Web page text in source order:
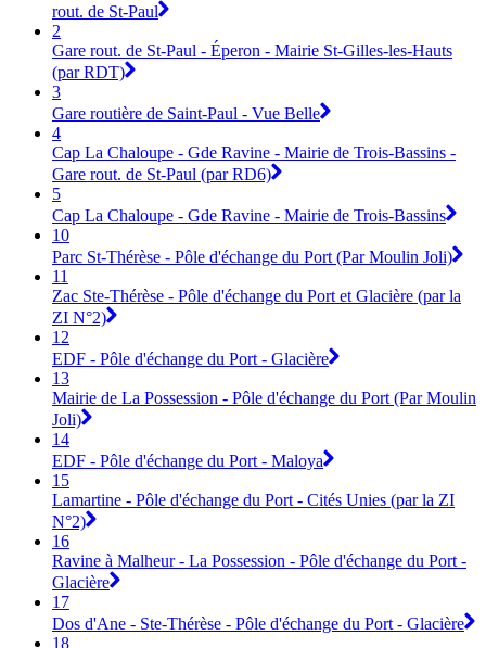
rout. de St-Paul
2
Gare rout. de St-Paul - Éperon - Mairie St-Gilles-les-Hauts
(par RDT)
3
Gare routière de Saint-Paul - Vue Belle
4
Cap La Chaloupe - Gde Ravine - Mairie de Trois-Bassins -
Gare rout. de St-Paul (par RD6)
5
Cap La Chaloupe - Gde Ravine - Mairie de Trois-Bassins
10
Parc St-Thérèse - Pôle d'échange du Port (Par Moulin Joli)
11
Zac Ste-Thérèse - Pôle d'échange du Port et Glacière (par la
ZI N°2)
12
EDF - Pôle d'échange du Port - Glacière
13
Mairie de La Possession - Pôle d'échange du Port (Par Moulin
Joli)
14
EDF - Pôle d'échange du Port - Maloya
15
Lamartine - Pôle d'échange du Port - Cités Unies (par la ZI
N°2)
16
Ravine à Malheur - La Possession - Pôle d'échange du Port -
Glacière
17
Dos d'Ane - Ste-Thérèse - Pôle d'échange du Port - Glacière
18